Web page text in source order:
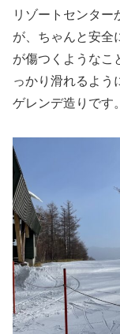
リゾートセンター
が、ちゃんと安全
が傷つくようなこ
っかり滑れるよう
ゲレンデ造りです。